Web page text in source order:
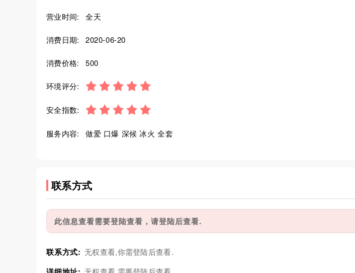
营业时间: 全天
消费日期: 2020-06-20
消费价格: 500
环境评分:
安全指数:
服务内容: 做爱 口爆 深候 冰火 全套
联系方式
此信息查看需要登陆查看，请登陆后查看.
联系方式: 无权查看,你需登陆后查看.